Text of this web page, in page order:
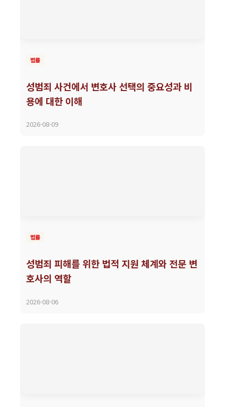
법률
성범죄 사건에서 변호사 선택의 중요성과 비
용에 대한 이해
2026-08-09
법률
성범죄 피해를 위한 법적 지원 체계와 전문 변
호사의 역할
2026-08-06